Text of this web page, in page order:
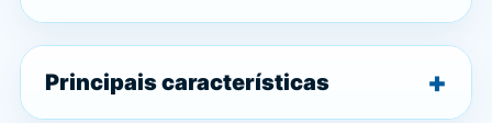
Principais características